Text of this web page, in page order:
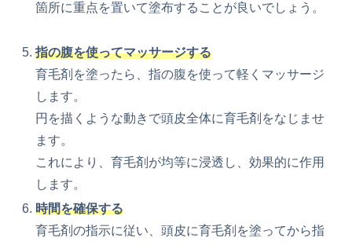
箇所に重点を置いて塗布することが良いでしょう。
指の腹を使ってマッサージする
育毛剤を塗ったら、指の腹を使って軽くマッサージ
します。
円を描くような動きで頭皮全体に育毛剤をなじませ
ます。
これにより、育毛剤が均等に浸透し、効果的に作用
します。
時間を確保する
育毛剤の指示に従い、頭皮に育毛剤を塗ってから指